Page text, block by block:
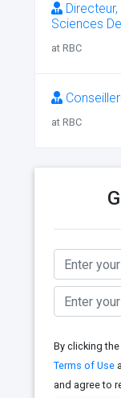
Sciences
at RBC
at RBC
By clicking
Terms of Use
and agree to